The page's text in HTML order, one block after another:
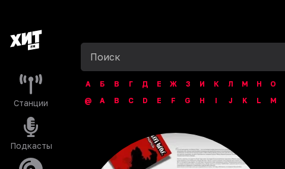
Станции
Подкасты
А Б В Г Д Е Ж З И К Л М Н О
@
A B C D E F G H I J K L M